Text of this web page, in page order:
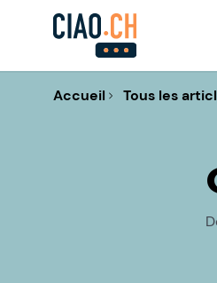
Accueil Tous les